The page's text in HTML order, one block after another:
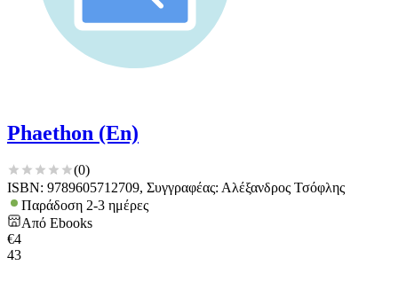
Phaethon (En)
(0)
ISBN: 9789605712709, Συγγραφέας: Αλέξανδρος Τσόφλης
Παράδοση 2-3 ημέρες
Από Ebooks
€4
43